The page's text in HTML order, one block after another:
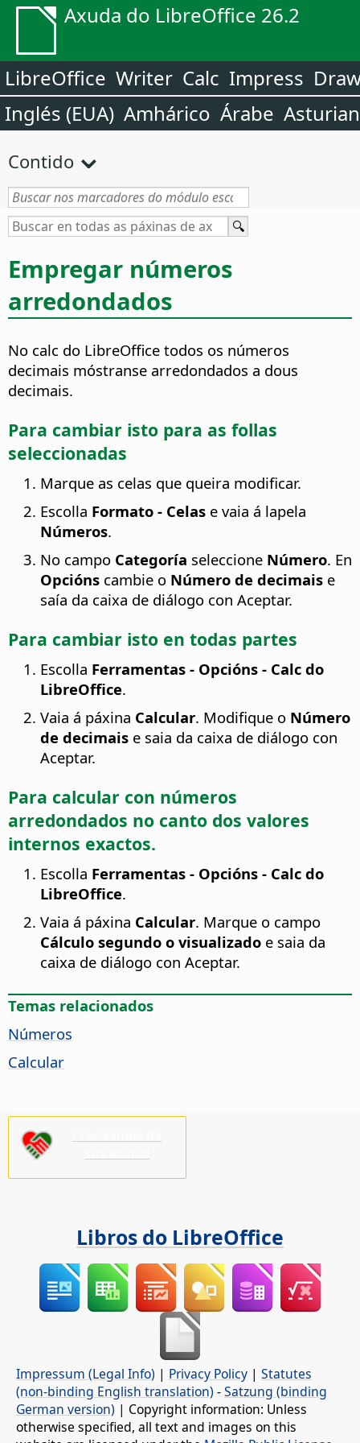
Axuda do LibreOffice 26.2
LibreOffice Writer Calc Impress
Inglés (EUA) Amhárico Árabe
Contido
Empregar números
arredondados
No calc do LibreOffice todos os números
decimais móstranse arredondados a dous
decimais.
Para cambiar isto para as follas
seleccionadas
Marque as celas que queira modificar.
Escolla Formato - Celas e vaia á lapela
Números.
No campo Categoría seleccione Número. En
Opcións cambie o Número de decimais e
saía da caixa de diálogo con Aceptar.
Para cambiar isto en todas partes
Escolla Ferramentas - Opcións - Calc do
LibreOffice.
Vaia á páxina Calcular. Modifique o Número
de decimais e saia da caixa de diálogo con
Aceptar.
Para calcular con números
arredondados no canto dos valores
internos exactos.
Escolla Ferramentas - Opcións - Calc do
LibreOffice.
Vaia á páxina Calcular. Marque o campo
Cálculo segundo o visualizado e saia da
caixa de diálogo con Aceptar.
Temas relacionados
Números
Calcular
Libros do LibreOffice
Impressum (Legal Info) | Privacy Policy | Statutes
(non-binding English translation) -Satzung (binding
German version) | Copyright information: Unless
otherwise specified, all text and images on this